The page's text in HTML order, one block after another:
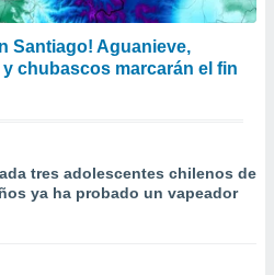
Santiago! Aguanieve,
y chubascos marcarán el fin
tres adolescentes chilenos de
ya ha probado un vapeador